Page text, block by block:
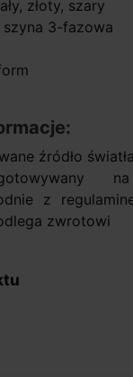
złoty, szary
3-fazowa
źródło
z
zwrotowi